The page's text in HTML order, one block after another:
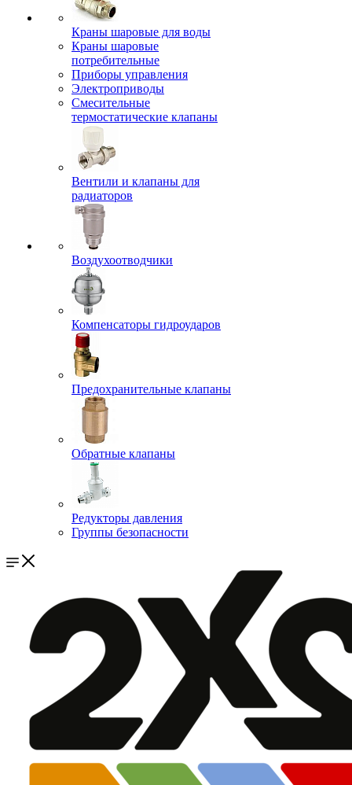
Краны шаровые для воды
Краны шаровые
потребительные
Приборы управления
Электроприводы
Смесительные
термостатические клапаны
Вентили и клапаны для
радиаторов
Воздухоотводчики
Компенсаторы гидроударов
Предохранительные клапаны
Обратные клапаны
Редукторы давления
Группы безопасности